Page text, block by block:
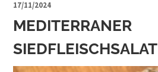
MEDITERRANER
SIEDFLEISCHSALAT
17/11/2024